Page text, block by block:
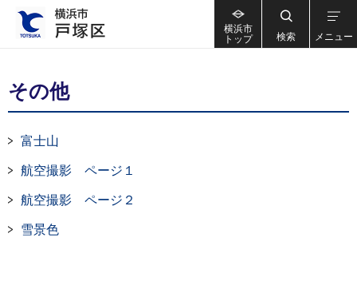
横浜市
トップ
検索 メニュー
その他
富士山
航空撮影 ページ１
航空撮影 ページ２
雪景色